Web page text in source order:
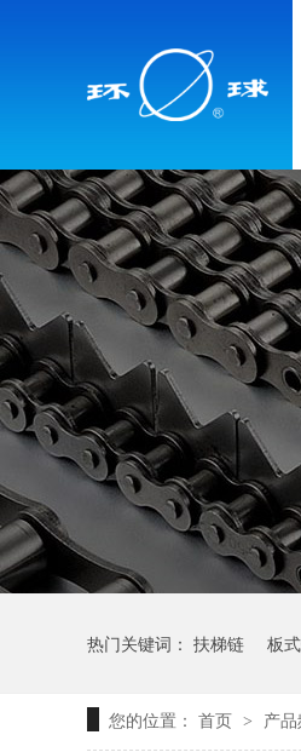
热门关键词： 扶梯链 板
您的位置： 首页 > 产